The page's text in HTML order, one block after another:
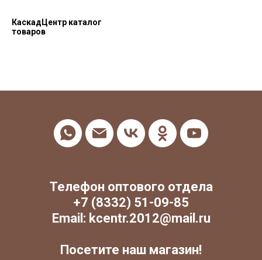
КаскадЦентр каталог
товаров
Телефон оптового отдела
+7 (8332) 51-09-85
Email: kcentr.2012@mail.ru
Посетите наш магазин!